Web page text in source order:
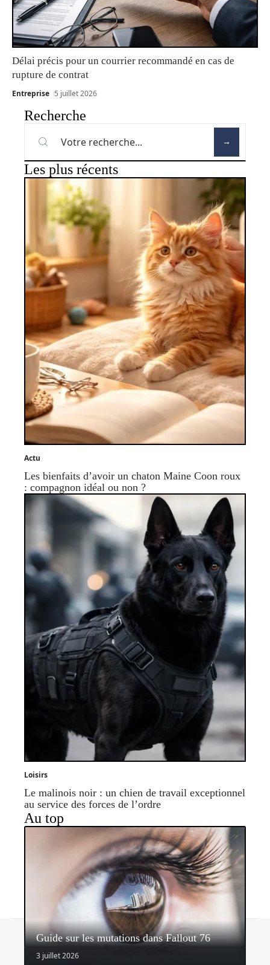
Délai précis pour un courrier recommandé en cas de
rupture de contrat
Entreprise 5 juillet 2026
Recherche
Les plus récents
Actu
Les bienfaits d’avoir un chaton Maine Coon roux
: compagnon idéal ou non ?
Loisirs
Le malinois noir : un chien de travail exceptionnel
au service des forces de l’ordre
Au top
Guide sur les mutations dans Fallout 76
3 juillet 2026
Contact Mentions légales Sitemap